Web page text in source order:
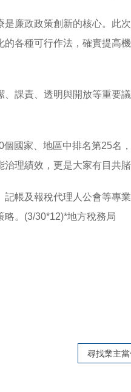
廉政政策創新的核心。此
各種可行作法，確實提高
課責、透明與開放等重要
國家、地區中排名第25名
理績效，更是大家有目共賭
帳及報稅代理人公會等專
。(3/30*12)*地方稅務局